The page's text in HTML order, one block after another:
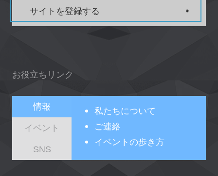
サイトを登録する
お役立ちリンク
情報
イベント
SNS
私たちについて
ご連絡
イベントの歩き方